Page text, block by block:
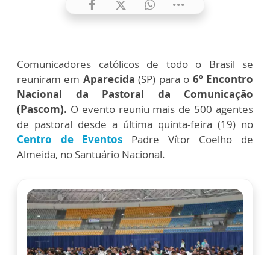
Comunicadores católicos de todo o Brasil se
reuniram em Aparecida (SP) para o 6º Encontro
Nacional da Pastoral da Comunicação
(Pascom). O evento reuniu mais de 500 agentes
de pastoral desde a última quinta-feira (19) no
Centro de Eventos Padre Vítor Coelho de
Almeida, no Santuário Nacional.